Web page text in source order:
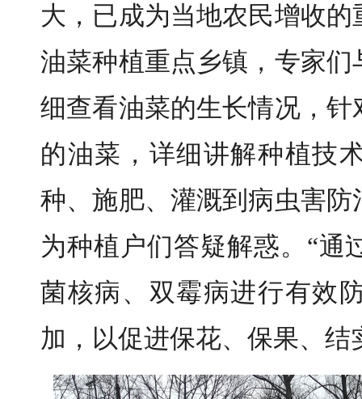
大，已成为当地农民增收
油菜种植重点乡镇，专家
细查看油菜的生长情况，
的油菜，详细讲解种植技
种、施肥、灌溉到病虫害
为种植户们答疑解惑。“通
菌核病、双霉病进行有效
加，以促进保花、保果、结